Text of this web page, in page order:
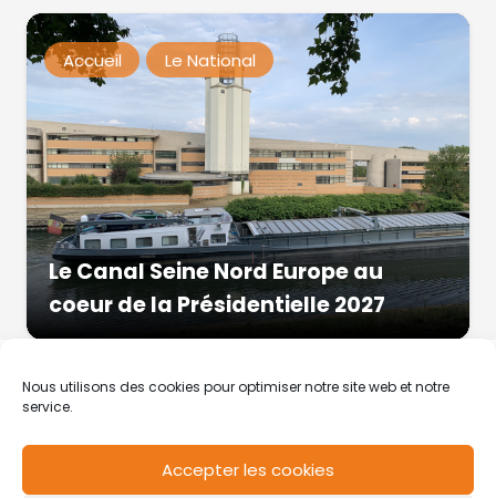
Nous utilisons des cookies pour optimiser notre site web et notre
service.
Accepter les cookies
Accueil Le National
Le Canal Seine Nord Europe au
coeur de la Présidentielle 2027